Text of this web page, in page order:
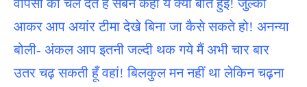
वापसी को चल देते हैं सबने कहा ये क्या बात हुई! जुल्का
आकर आप अयांर टीमा देखे बिना जा कैसे सकते हो! अनन्या
बोली- अंकल आप इतनी जल्दी थक गये मैं अभी चार बार
उतर चढ़ सकती हूँ वहां! बिलकुल मन नहीं था लेकिन चढ़ना